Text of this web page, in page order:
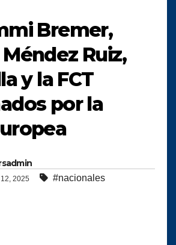
Bremer,
Ruiz,
y la FCT
por la
2025 #nacionales